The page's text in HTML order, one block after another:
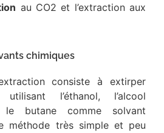
au CO2 et l’extraction aux
chimiques
consiste à extirper
l’éthanol, l’alcool
le butane comme solvant
méthode très simple et peu